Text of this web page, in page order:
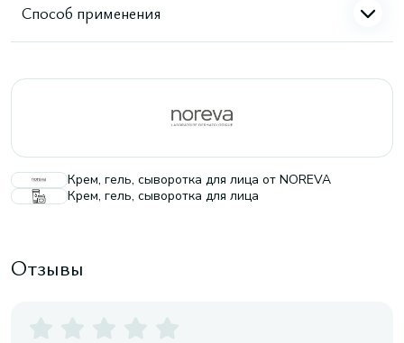
Способ применения
Крем, гель, сыворотка для лица от NOREVA
Крем, гель, сыворотка для лица
Отзывы